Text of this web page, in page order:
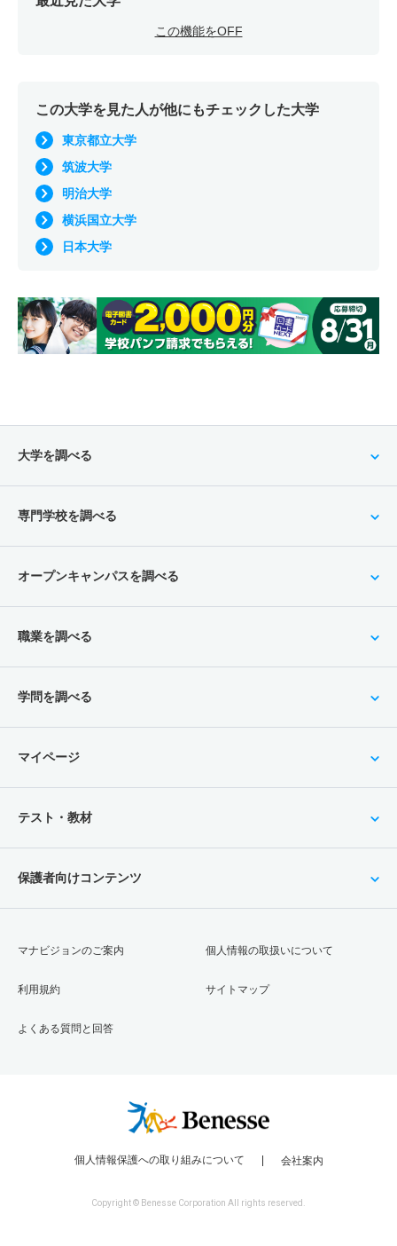
この機能をOFF
この大学を見た人が他にもチェックした大学
東京都立大学
筑波大学
明治大学
横浜国立大学
日本大学
大学を調べる
専門学校を調べる
オープンキャンパスを調べる
職業を調べる
学問を調べる
マイページ
テスト・教材
保護者向けコンテンツ
マナビジョンのご案内
利用規約
よくある質問と回答
個人情報の取扱いについて
サイトマップ
個人情報保護への取り組みについて 会社案内
Copyright © Benesse Corporation All rights reserved.